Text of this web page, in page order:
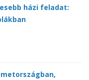
házi feladat: